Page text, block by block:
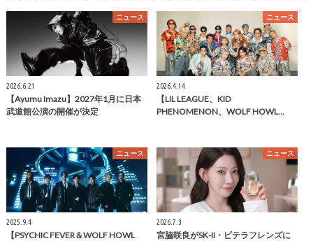
ニュース
2026.6.21
【Ayumu Imazu】2027年1月に日本
武道館公演の開催が決定
ニュース
2026.4.14
【LIL LEAGUE、KID
PHENOMENON、WOLF HOWL…
ニュース
2025.9.4
【PSYCHIC FEVER＆WOLF HOWL
ニュース
2026.7.3
宮脇咲良がSK-II・ピテラフレンズに